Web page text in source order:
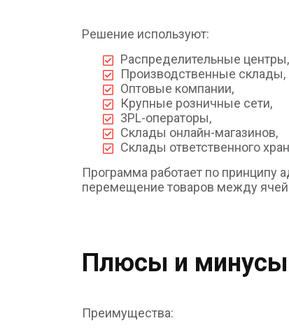
Решение используют:
Распределительные центры,
Производственные склады,
Оптовые компании,
Крупные розничные сети,
3PL-операторы,
Склады онлайн-магазинов,
Склады ответственного
Программа работает по принципу
перемещение товаров между
Плюсы и минусы
Преимущества: